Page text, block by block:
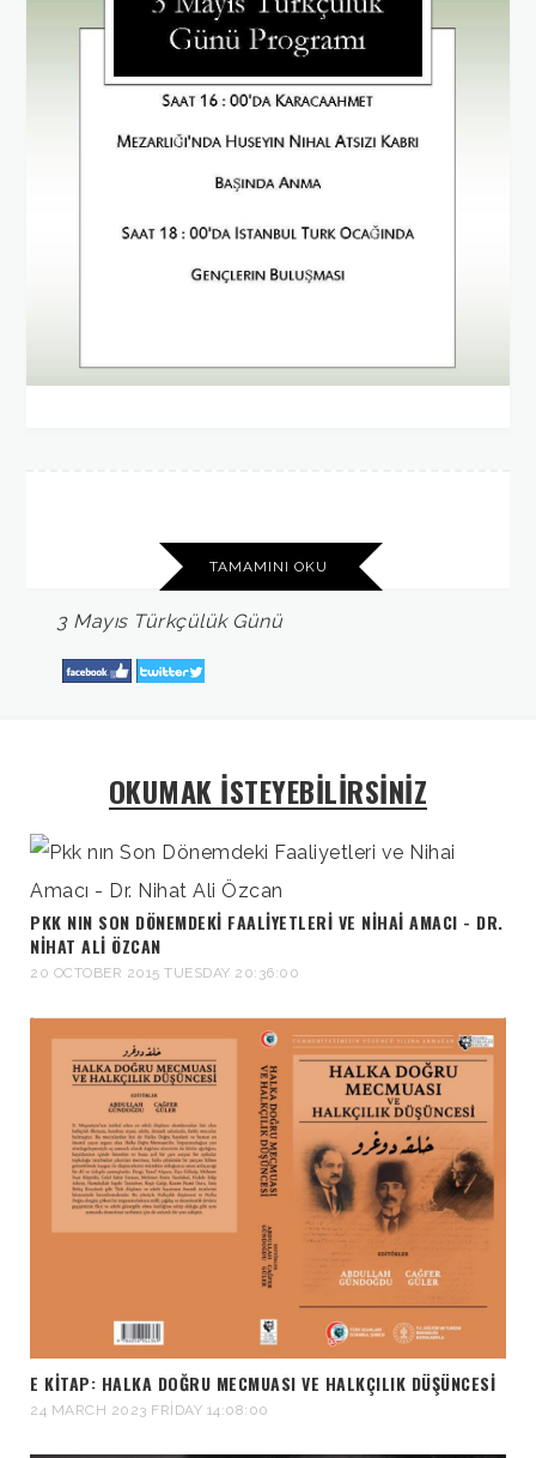
TAMAMINI OKU
3 Mayıs Türkçülük Günü
OKUMAK İSTEYEBİLİRSİNİZ
PKK NIN SON DÖNEMDEKI FAALIYETLERI VE NIHAI AMACI - DR.
NIHAT ALI ÖZCAN
20 OCTOBER 2015 TUESDAY 20:36:00
E KITAP: HALKA DOĞRU MECMUASI VE HALKÇILIK DÜŞÜNCESI
24 MARCH 2023 FRIDAY 14:08:00